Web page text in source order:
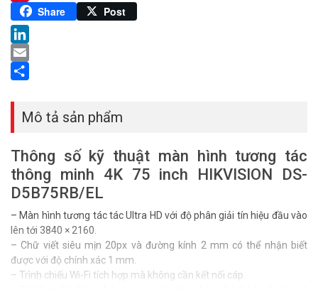
Pinterest
Share Post
LinkedIn
Email
Mô tả sản phẩm
Thông số kỹ thuật màn hình tương tác
thông minh 4K 75 inch HIKVISION DS-
D5B75RB/EL
– Màn hình tương tác tác Ultra HD với độ phân giải tín hiệu đầu vào
lên tới 3840 × 2160.
– Chữ viết siêu mịn 20px và đường kính 2 mm có thể nhận biết
được với độ chính xác 1 mm.
– Trình chiếu Wi-Fi tích hợp mà không cần kết nối cáp.